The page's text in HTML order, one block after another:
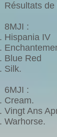
Résultats
8MJI :
Hispania IV
Blue Red
Silk.
6MJI :
Cream.
Vingt Ans
Warhorse.